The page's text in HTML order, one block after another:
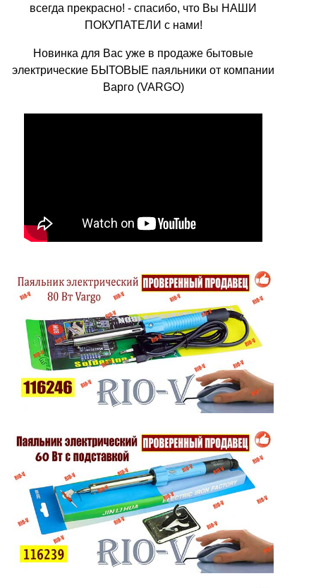
всегда прекрасно! - спасибо, что Вы НАШИ
ПОКУПАТЕЛИ с нами!
Новинка для Вас уже в продаже бытовые
электрические БЫТОВЫЕ паяльники от компании
Варго (VARGO)